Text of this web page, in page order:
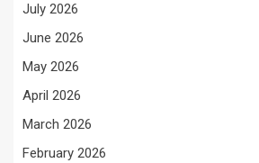
July 2026
June 2026
May 2026
April 2026
March 2026
February 2026